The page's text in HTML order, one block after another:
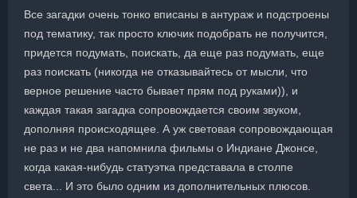
Все загадки очень тонко вписаны в антураж и подстроены
под тематику, так просто ключик подобрать не получится,
придется подумать, поискать, да еще раз подумать, еще
раз поискать (никогда не отказывайтесь от мысли, что
верное решение часто бывает прям под руками)), и
каждая такая загадка сопровождается своим звуком,
дополняя происходящее. А уж световая сопровождающая
не раз и не два напомнила фильмы о Индиане Джонсе,
когда какая-нибудь статуэтка представала в столпе
света... И это было одним из дополнительных плюсов.